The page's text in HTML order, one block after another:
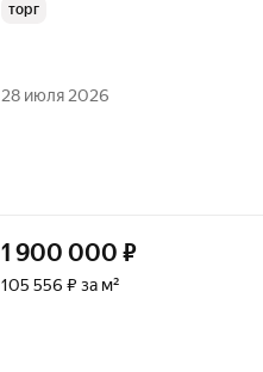
торг
28 июля 2026
1 900 000 ₽
105 556 ₽ за м²